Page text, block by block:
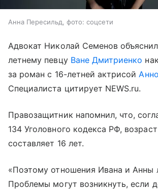
Анна Пересильд, фото: соцсети
Адвокат Николай Семенов
летнему певцу Ване Дмитриенко
за роман с 16-летней актрисой
Специалиста цитирует NEWS.ru.
Правозащитник напомнил, что,
134 Уголовного кодекса РФ,
составляет 16 лет.
«Поэтому отношения Ивана и Анны
Проблемы могут возникнуть, если